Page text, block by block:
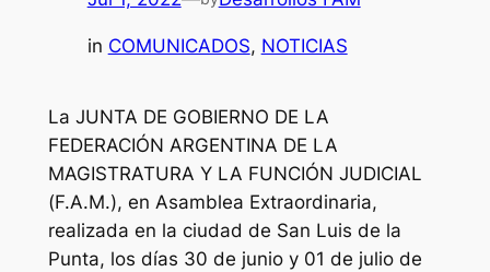
in COMUNICADOS, NOTICIAS
La JUNTA DE GOBIERNO DE LA
FEDERACIÓN ARGENTINA DE LA
MAGISTRATURA Y LA FUNCIÓN JUDICIAL
(F.A.M.), en Asamblea Extraordinaria,
realizada en la ciudad de San Luis de la
Punta, los días 30 de junio y 01 de julio de